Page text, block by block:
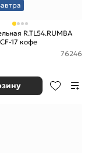
R.TL54.RUMBA
17 кофе
76246